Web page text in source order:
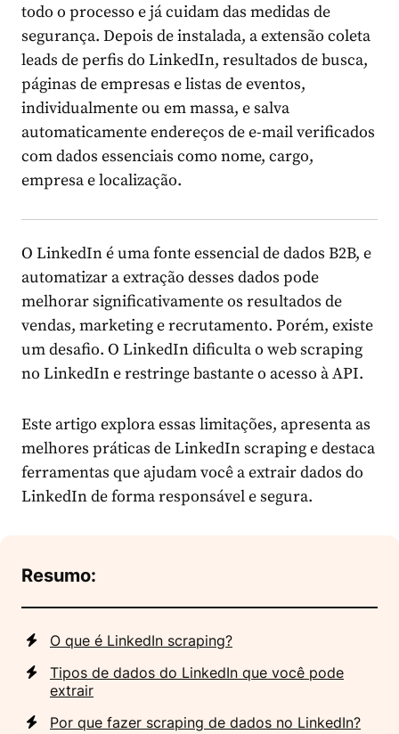
todo o processo e já cuidam das medidas de
segurança. Depois de instalada, a extensão coleta
leads de perfis do LinkedIn, resultados de busca,
páginas de empresas e listas de eventos,
individualmente ou em massa, e salva
automaticamente endereços de e-mail verificados
com dados essenciais como nome, cargo,
empresa e localização.
O LinkedIn é uma fonte essencial de dados B2B, e
automatizar a extração desses dados pode
melhorar significativamente os resultados de
vendas, marketing e recrutamento. Porém, existe
um desafio. O LinkedIn dificulta o web scraping
no LinkedIn e restringe bastante o acesso à API.
Este artigo explora essas limitações, apresenta as
melhores práticas de LinkedIn scraping e destaca
ferramentas que ajudam você a extrair dados do
LinkedIn de forma responsável e segura.
Resumo:
O que é LinkedIn scraping?
Tipos de dados do LinkedIn que você pode
extrair
Por que fazer scraping de dados no LinkedIn?